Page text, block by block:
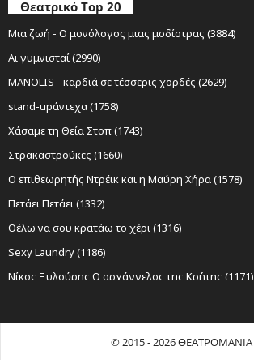
Θεατρικό Top 20
Μια ζωή - Ο μονόλογος μιας μοδίστρας (3884)
Αι γυμνισταί (2990)
MANOLIS - καρδιά σε τέσσερις χορδές (2629)
stand-upάντεχα (1758)
Χάσαμε τη Θεία Στοπ (1743)
Στρακαστρούκες (1660)
Ο επιθεωρητής Ντρέικ και η Μαύρη Χήρα (1578)
Πετάει Πετάει (1332)
Θέλω να σου κρατάω το χέρι (1316)
Sexy Laundry (1186)
Νίκος Ξυλούρης Ο αρχάγγελος της Κρήτης (1171)
Εκκλησιάζουσες | Γυναικες στην εξουσία (1050)
Όχι Άλλο Κάρβουνο (1039)© 2015 - 2026 ΘΕΑΤΡΟΜΑΝΙΑ